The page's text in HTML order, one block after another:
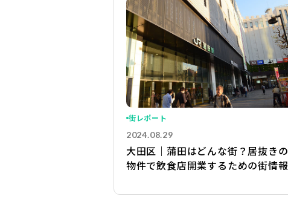
街レポート
2024.08.29
大田区｜蒲田はどんな街？居抜きの
物件で飲食店開業するための街情報